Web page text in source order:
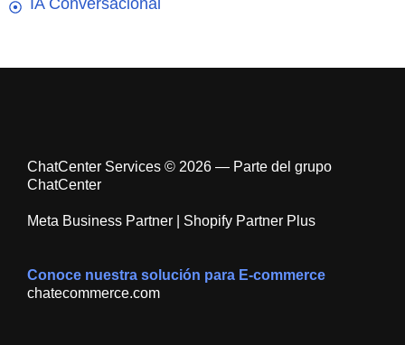
ChatCenter Services © 2026 — Parte del grupo
ChatCenter
Meta Business Partner | Shopify Partner Plus
Conoce nuestra solución para E-commerce
chatecommerce.com